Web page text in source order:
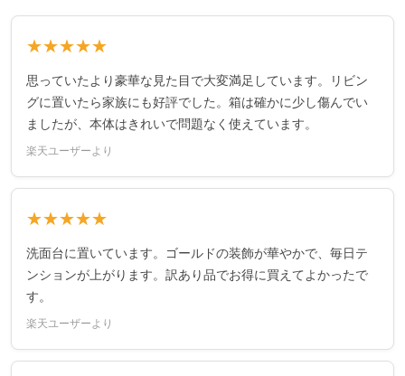
★★★★★
思っていたより豪華な見た目で大変満足しています。リビン
グに置いたら家族にも好評でした。箱は確かに少し傷んでい
ましたが、本体はきれいで問題なく使えています。
楽天ユーザーより
★★★★★
洗面台に置いています。ゴールドの装飾が華やかで、毎日テ
ンションが上がります。訳あり品でお得に買えてよかったで
す。
楽天ユーザーより